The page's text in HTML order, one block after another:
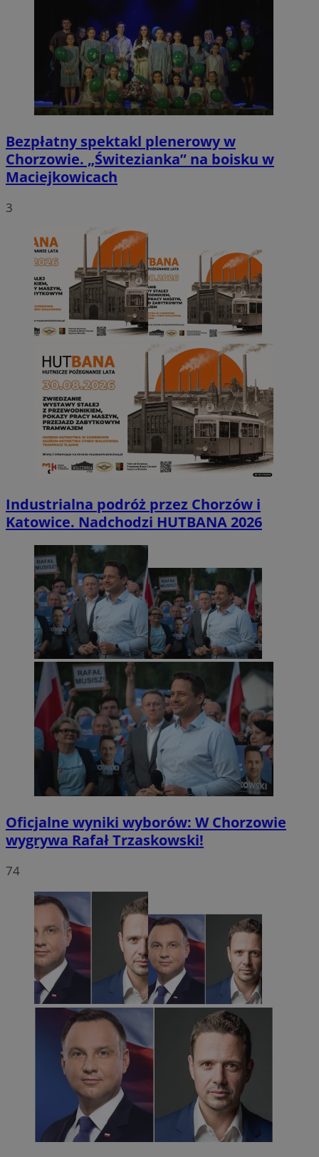
Bezpłatny spektakl plenerowy w
Chorzowie. „Świtezianka” na boisku w
Maciejkowicach
3
Industrialna podróż przez Chorzów i
Katowice. Nadchodzi HUTBANA 2026
Oficjalne wyniki wyborów: W Chorzowie
wygrywa Rafał Trzaskowski!
74